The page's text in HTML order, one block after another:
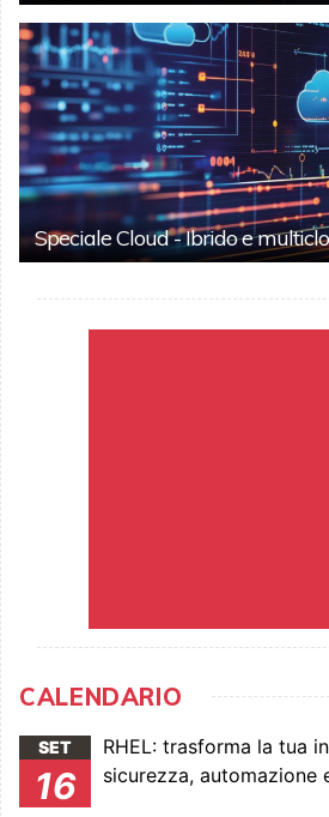
Speciale Cloud - Ibrido e
CALENDARIO
SET
16
RHEL: trasforma la tua
sicurezza, automazione